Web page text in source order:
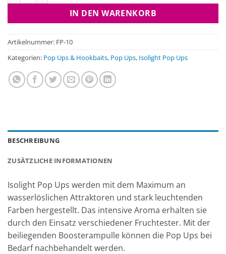
IN DEN WARENKORB
Artikelnummer: FP-10
Kategorien: Pop Ups & Hookbaits, Pop Ups, Isolight Pop Ups
BESCHREIBUNG
ZUSÄTZLICHE INFORMATIONEN
Isolight Pop Ups werden mit dem Maximum an
wasserlöslichen Attraktoren und stark leuchtenden
Farben hergestellt. Das intensive Aroma erhalten sie
durch den Einsatz verschiedener Fruchtester. Mit der
beiliegenden Boosterampulle können die Pop Ups bei
Bedarf nachbehandelt werden.